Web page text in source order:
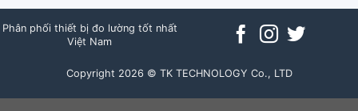
Copyright 2026 © TK TECHNOLOGY Co., LTD
Phân phối thiết bị đo lường tốt nhất
Việt Nam